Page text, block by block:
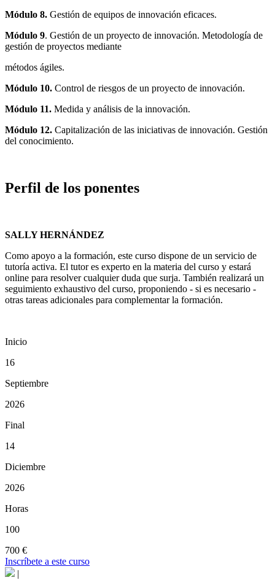
Módulo 8. Gestión de equipos de innovación eficaces.
Módulo 9. Gestión de un proyecto de innovación. Metodología de
gestión de proyectos mediante
métodos ágiles.
Módulo 10. Control de riesgos de un proyecto de innovación.
Módulo 11. Medida y análisis de la innovación.
Módulo 12. Capitalización de las iniciativas de innovación. Gestión
del conocimiento.
Perfil de los ponentes
SALLY HERNÁNDEZ
Como apoyo a la formación, este curso dispone de un servicio de
tutoría activa. El tutor es experto en la materia del curso y estará
online para resolver cualquier duda que surja. También realizará un
seguimiento exhaustivo del curso, proponiendo - si es necesario -
otras tareas adicionales para complementar la formación.
Inicio
16
Septiembre
2026
Final
14
Diciembre
2026
Horas
100
700 €
Inscríbete a este curso
|